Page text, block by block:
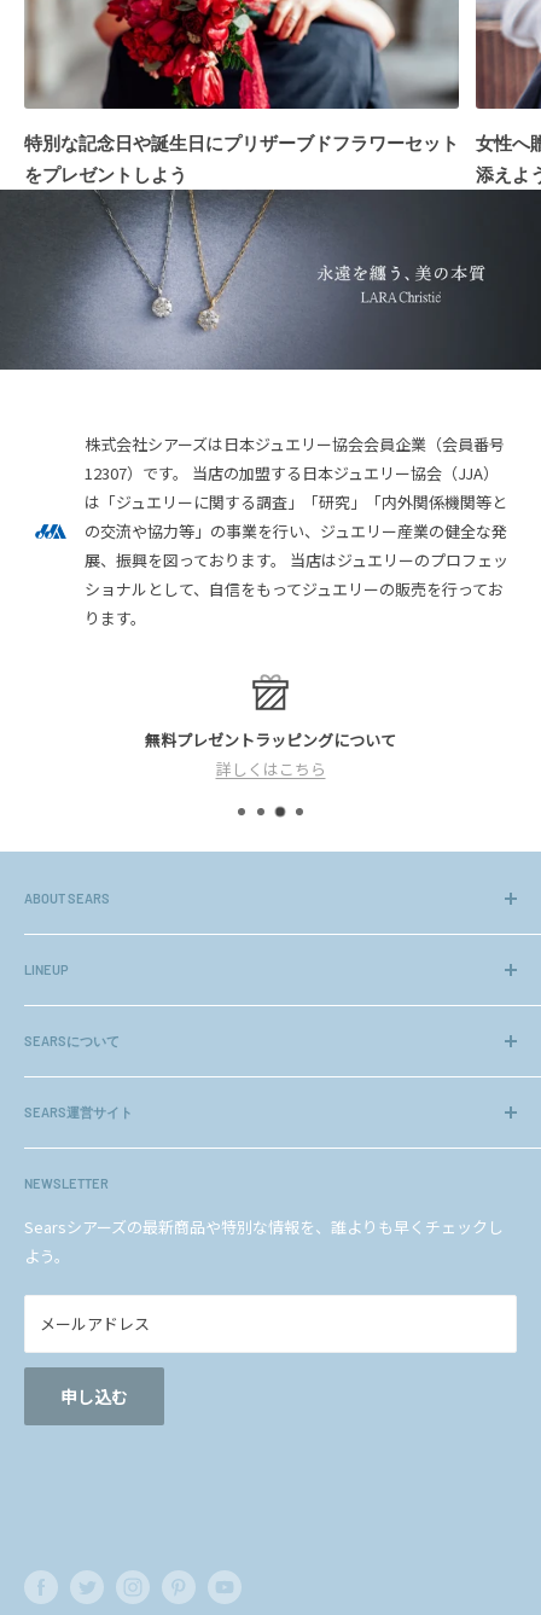
特別な記念日や誕生日にプリザーブドフラワーセット
をプレゼントしよう
女性へ
添えよ
株式会社シアーズは日本ジュエリー協会会員企業（会員番号
12307）です。 当店の加盟する日本ジュエリー協会（JJA）
は「ジュエリーに関する調査」「研究」「内外関係機関等と
の交流や協力等」の事業を行い、ジュエリー産業の健全な発
展、振興を図っております。 当店はジュエリーのプロフェッ
ショナルとして、自信をもってジュエリーの販売を行ってお
ります。
無料プレゼントラッピングについて
詳しくはこちら
ABOUT SEARS
長年のノウハウや、お客様より頂く貴重なご意見をもとに、初め
てのネットショッピングでも安心してご利用頂ける様、高いクオ
号 12307）です。
LINEUP
ジュエリー
ネックレスチェーン
ギフトセット
others
ヘルプ＆ガイド
シアーズについて
お問い合わせ
SEARSについて
会社概要
企業理念
法人のお客様
メディアの方へ
プライバシーポリシー
特定商取引法に基づく表記
SEARS運営サイト
amazon店
楽天店
YAHOO!ショッピング店
au PAY マーケット店
Qoo10店
LARA Christie公式サイト
NEWSLETTER
Searsシアーズの最新商品や特別な情報を、誰よりも早くチェックし
よう。
メールアドレス
申し込む